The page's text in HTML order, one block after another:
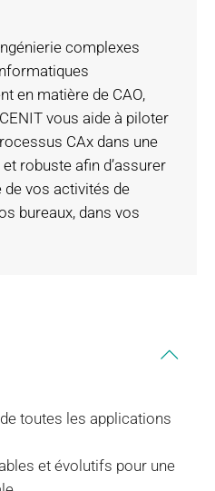
complexes
en matière de CAO,
vous aide à piloter
CAx dans une
robuste afin d’assurer
de vos activités de
bureaux, dans vos
toutes les applications
et évolutifs pour une